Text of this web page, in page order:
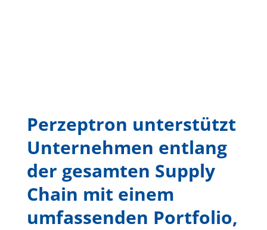
Perzeptron unterstützt
Unternehmen entlang
der gesamten Supply
Chain mit einem
umfassenden Portfolio,